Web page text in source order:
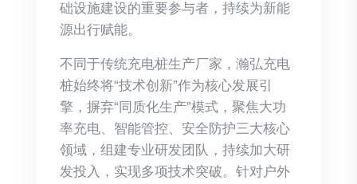
础设施建设的重要参与者，持续为新能
源出行赋能。
不同于传统充电桩生产厂家，瀚弘充电
桩始终将“技术创新”作为核心发展引
擎，摒弃“同质化生产”模式，聚焦大功
率充电、智能管控、安全防护三大核心
领域，组建专业研发团队，持续加大研
发投入，实现多项技术突破。针对户外